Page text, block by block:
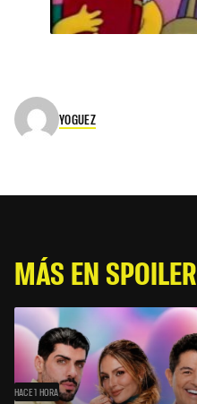
YOGUEZ
MÁS EN SPOILER
HACE 1 HORA